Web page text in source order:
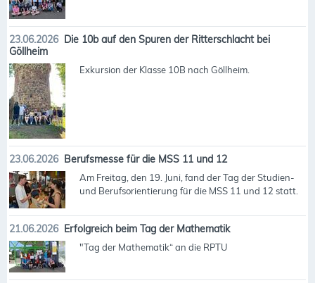
23.06.2026 Die 10b auf den Spuren der Ritterschlacht bei
Göllheim
Exkursion der Klasse 10B nach Göllheim.
23.06.2026 Berufsmesse für die MSS 11 und 12
Am Freitag, den 19. Juni, fand der Tag der Studien-
und Berufsorientierung für die MSS 11 und 12 statt.
21.06.2026 Erfolgreich beim Tag der Mathematik
"Tag der Mathematik“ an die RPTU